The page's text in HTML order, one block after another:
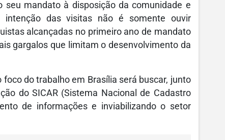
mandato à disposição da comunidade e
intenção das visitas não é somente ouvir
alcançadas no primeiro ano de mandato
gargalos que limitam o desenvolvimento da
do trabalho em Brasília será buscar, junto
do SICAR (Sistema Nacional de Cadastro
de informações e inviabilizando o setor